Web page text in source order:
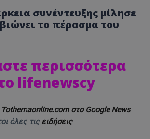
συνέντευξης μίλησε
το πέρασμα του
περισσότερα
lifenewscy
Tothemaonline.com στο Google News
όλες τις ειδήσεις